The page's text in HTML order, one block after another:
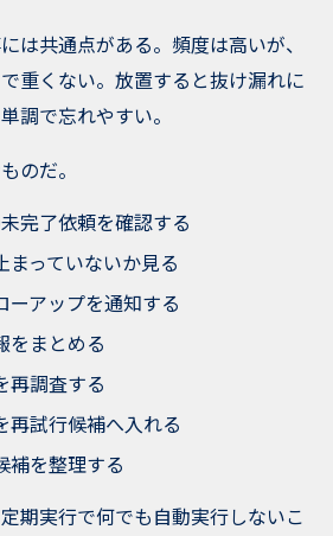
は共通点がある。頻度は高いが、
重くない。放置すると抜け漏れに
調で忘れやすい。
のだ。
完了依頼を確認する
まっていないか見る
ーアップを通知する
をまとめる
再調査する
再試行候補へ入れる
補を整理する
期実行で何でも自動実行しないこ